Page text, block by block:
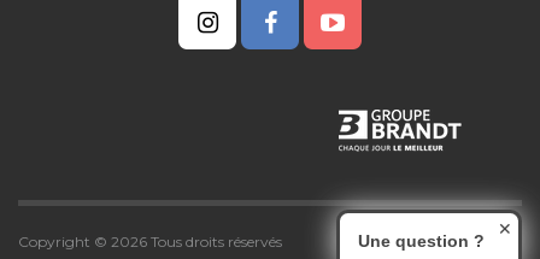
Copyright © 2026 Tous droits réservés Une question ?
✕